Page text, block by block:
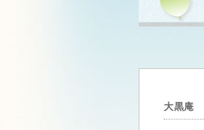
大黒庵